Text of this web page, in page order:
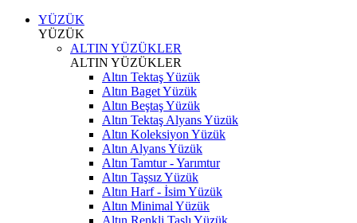
YÜZÜK
YÜZÜK
ALTIN YÜZÜKLER
ALTIN YÜZÜKLER
Altın Tektaş Yüzük
Altın Baget Yüzük
Altın Beştaş Yüzük
Altın Tektaş Alyans Yüzük
Altın Koleksiyon Yüzük
Altın Alyans Yüzük
Altın Tamtur - Yarımtur
Altın Taşsız Yüzük
Altın Harf - İsim Yüzük
Altın Minimal Yüzük
Altın Renkli Taşlı Yüzük